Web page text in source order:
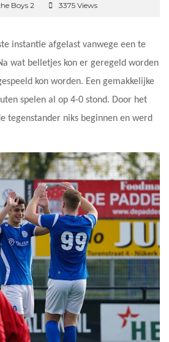
Boys 2
3375 Views
instantie afgelast vanwege een te
wat belletjes kon er geregeld worden
kon worden. Een gemakkelijke
spelen al op 4-0 stond. Door het
tegenstander niks beginnen en werd